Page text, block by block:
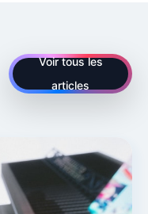
Voir tous les
articles